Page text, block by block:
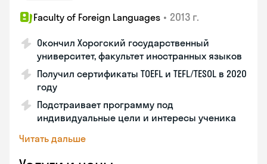
Faculty of Foreign Languages • 2013 г.
Окончил Хорогский государственный
университет, факультет иностранных языков
Получил сертификаты TOEFL и TEFL/TESOL в 2020
году
Подстраивает программу под
индивидуальные цели и интересы ученика
Читать дальше